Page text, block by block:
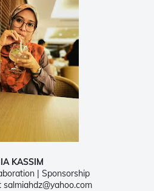
KASSIM
| Sponsorship